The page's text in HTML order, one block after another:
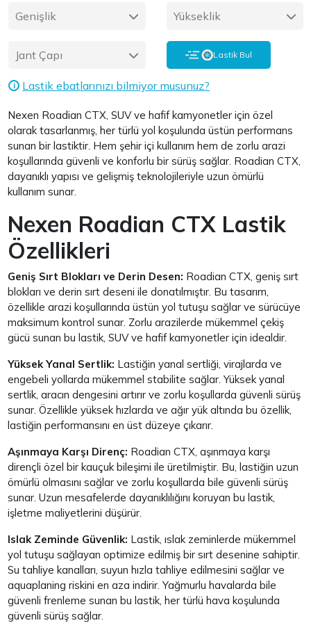
Genişlik Yükseklik
Jant Çapı Lastik Bul
i Lastik ebatlarınızı bilmiyor musunuz?
Nexen Roadian CTX, SUV ve hafif kamyonetler için özel
olarak tasarlanmış, her türlü yol koşulunda üstün performans
sunan bir lastiktir. Hem şehir içi kullanım hem de zorlu arazi
koşullarında güvenli ve konforlu bir sürüş sağlar. Roadian CTX,
dayanıklı yapısı ve gelişmiş teknolojileriyle uzun ömürlü
kullanım sunar.
Nexen Roadian CTX Lastik
Özellikleri
Geniş Sırt Blokları ve Derin Desen: Roadian CTX, geniş sırt
blokları ve derin sırt deseni ile donatılmıştır. Bu tasarım,
özellikle arazi koşullarında üstün yol tutuşu sağlar ve sürücüye
maksimum kontrol sunar. Zorlu arazilerde mükemmel çekiş
gücü sunan bu lastik, SUV ve hafif kamyonetler için idealdir.
Yüksek Yanal Sertlik: Lastiğin yanal sertliği, virajlarda ve
engebeli yollarda mükemmel stabilite sağlar. Yüksek yanal
sertlik, aracın dengesini artırır ve zorlu koşullarda güvenli sürüş
sunar. Özellikle yüksek hızlarda ve ağır yük altında bu özellik,
lastiğin performansını en üst düzeye çıkarır.
Aşınmaya Karşı Direnç: Roadian CTX, aşınmaya karşı
dirençli özel bir kauçuk bileşimi ile üretilmiştir. Bu, lastiğin uzun
ömürlü olmasını sağlar ve zorlu koşullarda bile güvenli sürüş
sunar. Uzun mesafelerde dayanıklılığını koruyan bu lastik,
işletme maliyetlerini düşürür.
Islak Zeminde Güvenlik: Lastik, ıslak zeminlerde mükemmel
yol tutuşu sağlayan optimize edilmiş bir sırt desenine sahiptir.
Su tahliye kanalları, suyun hızla tahliye edilmesini sağlar ve
aquaplaning riskini en aza indirir. Yağmurlu havalarda bile
güvenli frenleme sunan bu lastik, her türlü hava koşulunda
güvenli sürüş sağlar.